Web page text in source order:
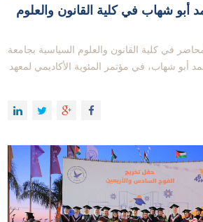
أبو شهاب في كلية القانون والعلوم
في كلية القانون والعلوم السياسية بجامعة
أبو شهاب، في مؤتمر المئوية الأكاديمي لمعهد